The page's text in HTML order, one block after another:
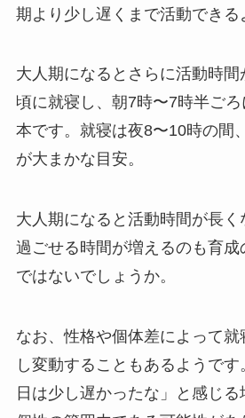
期より少し遅くまで活動できる
大人期になるとさらに活動時
頃に就寝し、朝7時〜7時半ご
本です。就寝は夜8〜10時の間
が大まかな目安。
大人期になると活動時間が長
過ごせる時間が増えるのも育成
ではないでしょうか。
なお、性格や個体差によって
し変動することもあるようで
日は少し遅かったな」と感じる